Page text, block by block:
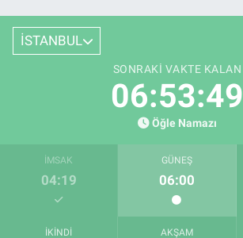
İSTANBUL
SONRAKI VAKTE KALAN
06:53:48
Öğle Namazı
İMSAK
04:19
GÜNEŞ
06:00
İKINDI AKŞAM